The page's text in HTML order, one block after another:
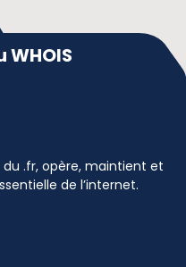
WHOIS
du .fr, opère, maintient et
de l’internet.